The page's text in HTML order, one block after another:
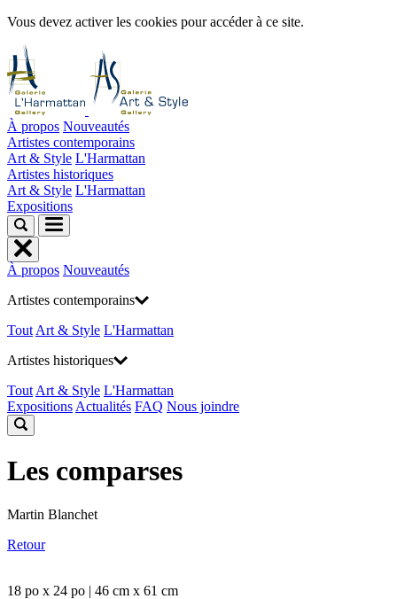
Vous devez activer les cookies pour accéder à ce site.
À propos Nouveautés
Artistes contemporains
Art & Style L'Harmattan
Artistes historiques
Art & Style L'Harmattan
Expositions
À propos Nouveautés
Artistes contemporains
Tout Art & Style L'Harmattan
Artistes historiques
Tout Art & Style L'Harmattan
Expositions Actualités FAQ Nous joindre
Les comparses
Martin Blanchet
Retour
18 po x 24 po | 46 cm x 61 cm